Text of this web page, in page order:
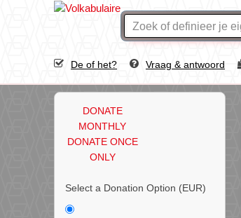
De of het? Vraag & antwoord
DONATE
MONTHLY
DONATE ONCE
ONLY
Select a Donation Option (EUR)